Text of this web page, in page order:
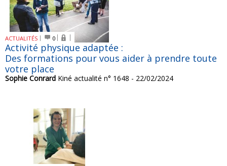
ACTUALITÉS 0
Activité physique adaptée :
Des formations pour vous aider à prendre toute
votre place
Sophie Conrard Kiné actualité n° 1648 - 22/02/2024